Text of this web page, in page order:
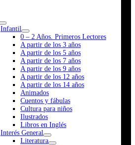
Infantil
0 – 2 Años. Primeros Lectores
A partir de los 3 años
A partir de los 5 años
A partir de los 7 años
A partir de los 9 años
A partir de los 12 años
A partir de los 14 años
Animados
Cuentos y fábulas
Cultura para niños
Ilustrados
Libros en Inglés
Interés General
Literatura